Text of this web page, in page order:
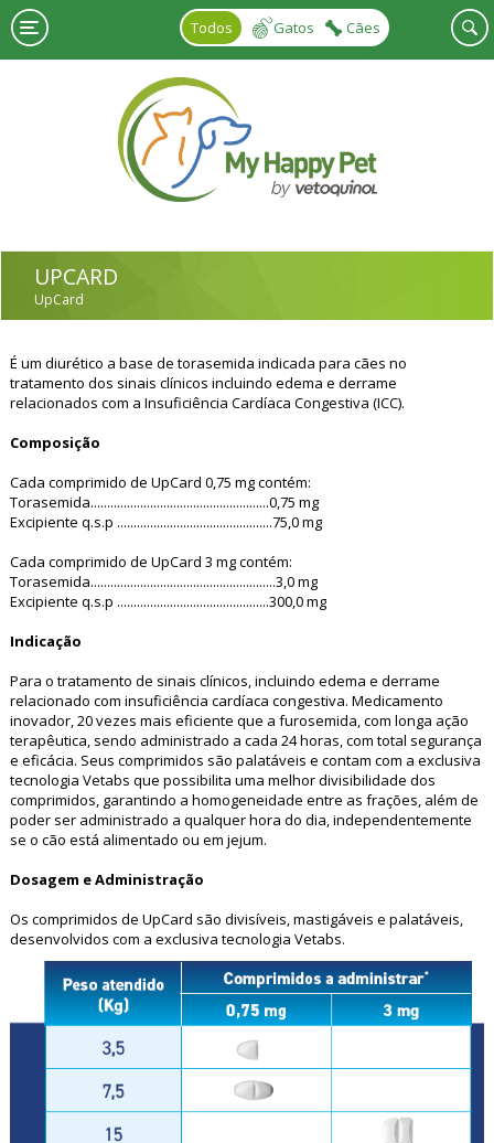
Skip to main content
Todos
Gatos Cães
UPCARD
UpCard
É um diurético a base de torasemida indicada para cães no
tratamento dos sinais clínicos incluindo edema e derrame
relacionados com a Insuficiência Cardíaca Congestiva (ICC).
Composição
Cada comprimido de UpCard 0,75 mg contém:
Torasemida......................................................0,75 mg
Excipiente q.s.p ...............................................75,0 mg
Cada comprimido de UpCard 3 mg contém:
Torasemida........................................................3,0 mg
Excipiente q.s.p ..............................................300,0 mg
Indicação
Para o tratamento de sinais clínicos, incluindo edema e derrame
relacionado com insuficiência cardíaca congestiva. Medicamento
inovador, 20 vezes mais eficiente que a furosemida, com longa ação
terapêutica, sendo administrado a cada 24 horas, com total segurança
e eficácia. Seus comprimidos são palatáveis e contam com a exclusiva
tecnologia Vetabs que possibilita uma melhor divisibilidade dos
comprimidos, garantindo a homogeneidade entre as frações, além de
poder ser administrado a qualquer hora do dia, independentemente
se o cão está alimentado ou em jejum.
Dosagem e Administração
Os comprimidos de UpCard são divisíveis, mastigáveis e palatáveis,
desenvolvidos com a exclusiva tecnologia Vetabs.